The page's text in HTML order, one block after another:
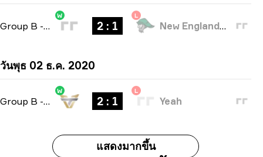
Group B - bo3
W
2 : 1
L
New England Whalers
วันพุธ 02 ธ.ค. 2020
Group B - bo3
W
2 : 1
L
Yeah
แสดงมากขึ้น